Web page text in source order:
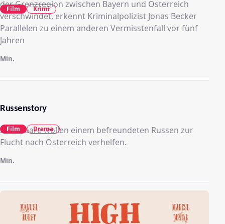
der Grenzregion zwischen Bayern und Österreich
verschwindet, erkennt Kriminalpolizist Jonas Becker
Parallelen zu einem anderen Vermisstenfall vor fünf
Jahren
Min.
Film Krimi
Russenstory
Zwei Paare wollen einem befreundeten Russen zur
Flucht nach Österreich verhelfen.
Min.
Film Drama